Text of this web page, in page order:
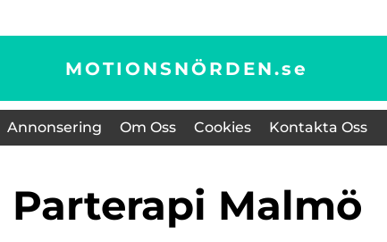
MOTIONSNÖRDEN.se
Annonsering Om Oss Cookies Kontakta Oss
Parterapi Malmö